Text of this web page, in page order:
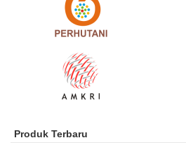
Produk Terbaru